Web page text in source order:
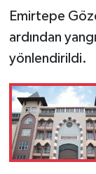
Emirtepe
ardından
yönlendirildi.
SEÇİM
ÇEK
KİTAP